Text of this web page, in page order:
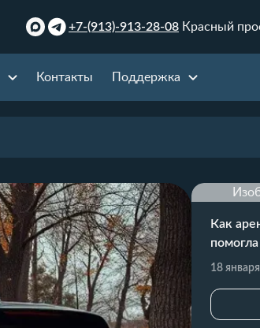
+7-(913)-913-28-08 Красный
Контакты Поддержка
Как
18